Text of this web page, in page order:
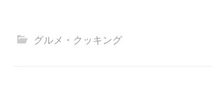
c
e
グルメ・クッキング